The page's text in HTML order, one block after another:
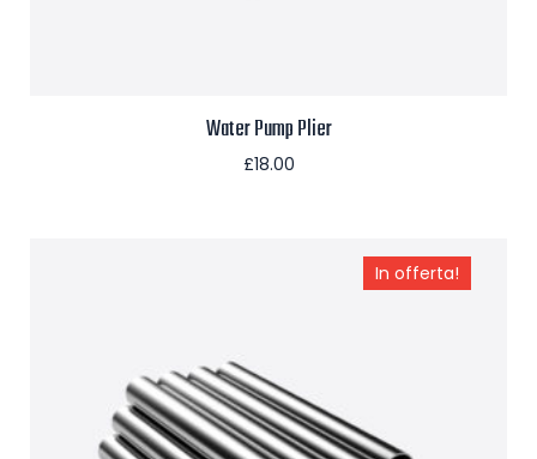
Water Pump Plier
£18.00
In offerta!